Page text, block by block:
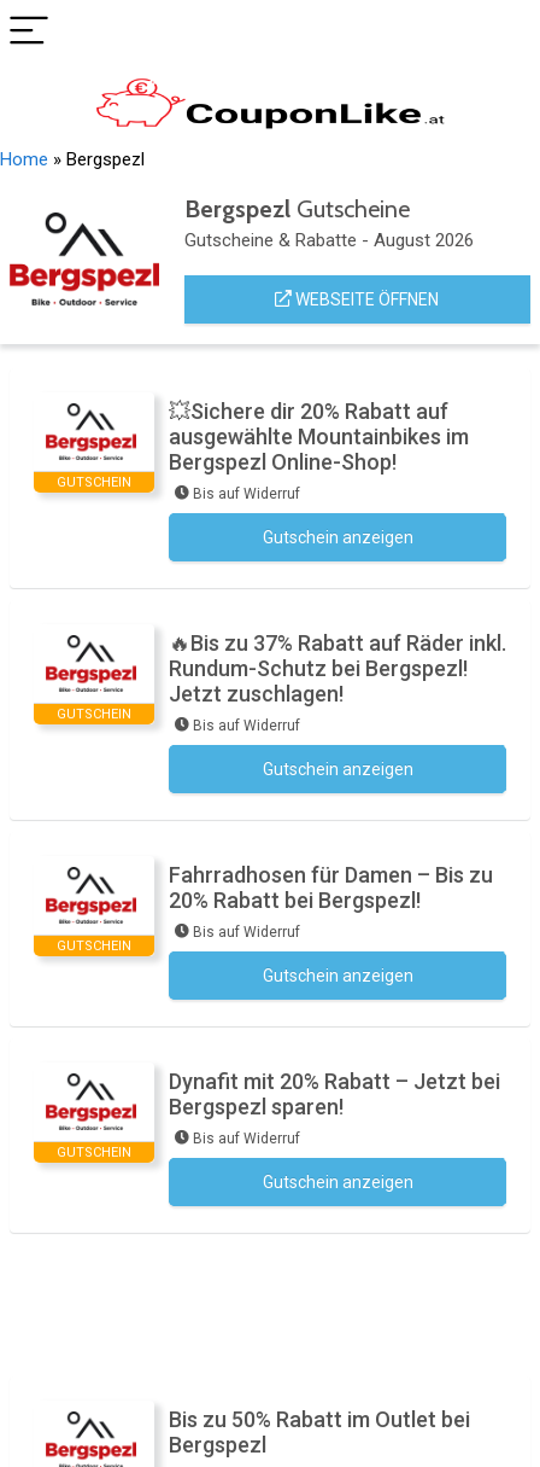
Home » Bergspezl
BergspezlGutscheine
Gutscheine & Rabatte - August 2026
WEBSEITE ÖFFNEN
GUTSCHEIN
💥Sichere dir 20% Rabatt auf
ausgewählte Mountainbikes im
Bergspezl Online-Shop!
Bis auf Widerruf
Gutschein anzeigen
GUTSCHEIN
🔥Bis zu 37% Rabatt auf Räder inkl.
Rundum-Schutz bei Bergspezl!
Jetzt zuschlagen!
Bis auf Widerruf
Gutschein anzeigen
GUTSCHEIN
Fahrradhosen für Damen – Bis zu
20% Rabatt bei Bergspezl!
Bis auf Widerruf
Gutschein anzeigen
GUTSCHEIN
Dynafit mit 20% Rabatt – Jetzt bei
Bergspezl sparen!
Bis auf Widerruf
Gutschein anzeigen
Bis zu 50% Rabatt im Outlet bei
Bergspezl